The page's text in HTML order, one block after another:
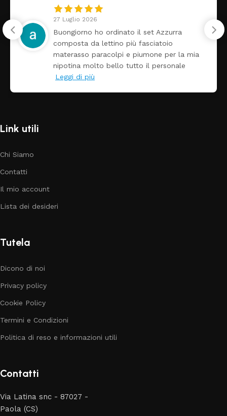
27 Luglio 2026
Buongiorno ho ordinato il set Azzurra
composta da lettino più fasciatoio
materasso paracolpi e piumone per la mia
nipotina molto bello tutto il personale
Leggi di più
Link utili
Chi Siamo
Contatti
Il mio account
Lista dei desideri
Tutela
Dicono di noi
Privacy policy
Cookie Policy
Termini e Condizioni
Politica di reso e informazioni utili
Contatti
Via Latina snc - 87027 -
Paola (CS)